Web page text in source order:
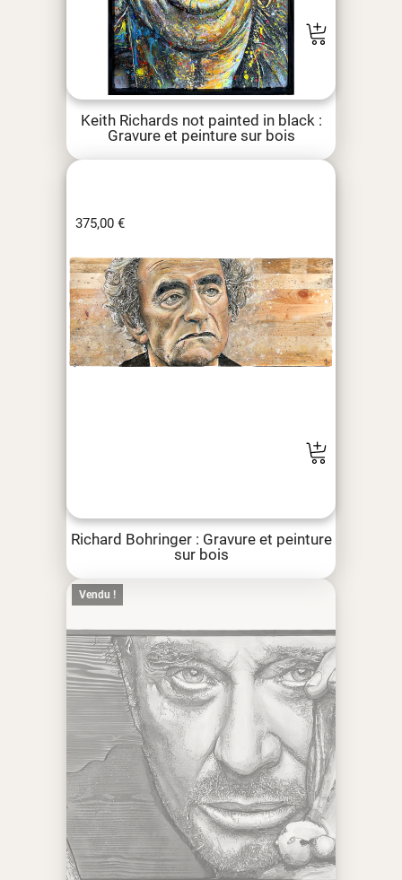
Keith Richards not painted in black :
Gravure et peinture sur bois
Richard Bohringer : Gravure et peinture
sur bois
375,00 €
Vendu !